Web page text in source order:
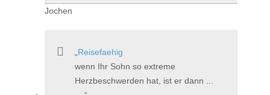
Jochen
Reisefaehig
wenn Ihr Sohn so extreme
Herzbeschwerden hat, ist er dann ...